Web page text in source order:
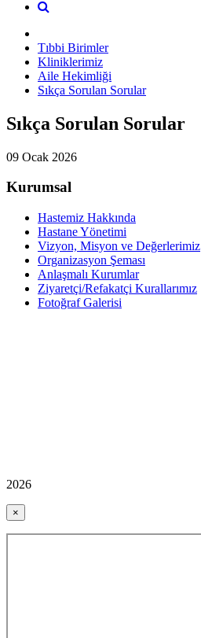
Tıbbi Birimler
Kliniklerimiz
Aile Hekimliği
Sıkça Sorulan Sorular
Sıkça Sorulan Sorular
09 Ocak 2026
Kurumsal
Hastemiz Hakkında
Hastane Yönetimi
Vizyon, Misyon ve Değerlerimiz
Organizasyon Şeması
Anlaşmalı Kurumlar
Ziyaretçi/Refakatçi Kurallarımız
Fotoğraf Galerisi
2026
×